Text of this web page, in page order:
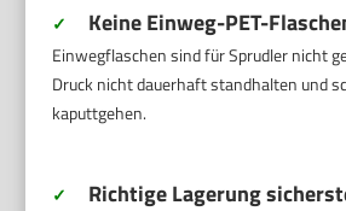
✓ Keine Einweg-PET-
Einwegflaschen sind für Sprudler nicht
Druck nicht dauerhaft standhalten und
kaputtgehen.
✓ Richtige Lagerung